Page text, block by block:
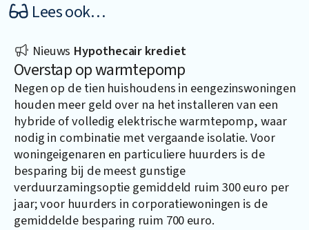
Lees ook…
Nieuws Hypothecair krediet
Overstap op warmtepomp
Negen op de tien huishoudens in eengezinswoningen
houden meer geld over na het installeren van een
hybride of volledig elektrische warmtepomp, waar
nodig in combinatie met vergaande isolatie. Voor
woningeigenaren en particuliere huurders is de
besparing bij de meest gunstige
verduurzamingsoptie gemiddeld ruim 300 euro per
jaar; voor huurders in corporatiewoningen is de
gemiddelde besparing ruim 700 euro.